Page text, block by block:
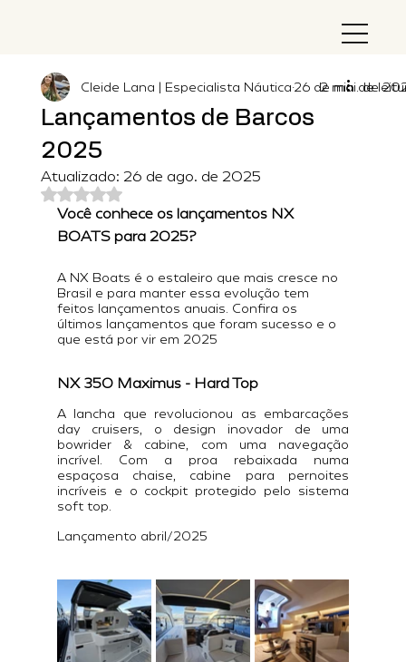
Lançamentos de Barcos
2025
Cleide Lana | Especialista Náutica26 de mai. de
2 min de
Atualizado: 26 de ago. de 2025
Avaliado com NaN de 5 estrelas.
Você conhece os lançamentos NX
BOATS para 2025?
A NX Boats é o estaleiro que mais cresce no
Brasil e para manter essa evolução tem
feitos lançamentos anuais. Confira os
últimos lançamentos que foram sucesso e o
que está por vir em 2025
NX 350 Maximus - Hard Top
A lancha que revolucionou as embarcações
day cruisers, o design inovador de uma
bowrider & cabine, com uma navegação
incrível. Com a proa rebaixada numa
espaçosa chaise, cabine para pernoites
incríveis e o cockpit protegido pelo sistema
soft top.
Lançamento abril/2025